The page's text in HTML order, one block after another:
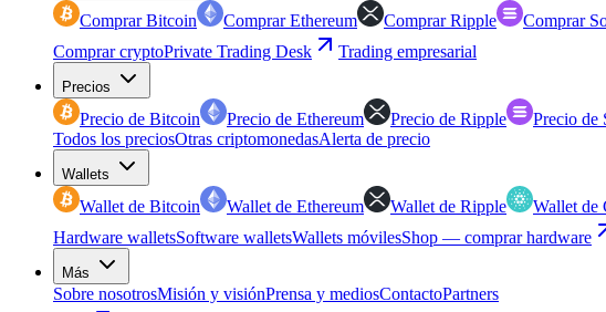
Comprar Bitcoin Comprar Ethereum Comprar Ripple Comprar
Comprar cryptoPrivate Trading Desk Trading empresarial
Precios
Precio de Bitcoin Precio de Ethereum Precio de Ripple Precio de
Todos los preciosOtras criptomonedasAlerta de precio
Wallets
Wallet de Bitcoin Wallet de Ethereum Wallet de Ripple Wallet de
Hardware walletsSoftware walletsWallets móvilesShop — comprar hardware
Más
Sobre nosotrosMisión y visiónPrensa y mediosContactoPartners